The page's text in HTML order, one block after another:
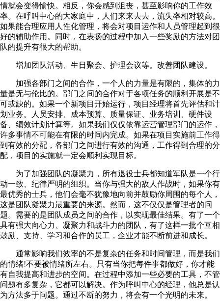
情就会变得愉快。相反，你会感到沮丧，甚至影响你的工作效
率。在呼叫中心的大家庭中，人们来来去去，流失率相对较高。
如果能合理应用人性化管理，将会对项目运作和人员管理起到很
好的辅助作用。同时，在表扬的过程中加入一些奖励的方法对团
队的提升有很大的帮助。
增加团队活动、生日聚会、护理会议等。改善团队建设。
加强各部门之间的合作，一个人的力量是有限的，集体的力
量是无与伦比的。部门之间的合作对于各项任务的顺利开展是不
可或缺的。如果一个新项目开始运行，项目经理将首先评估和计
划业务。人员安排、成本预算、质量保证、业务培训、硬件设
备、绩效计划计算等。如果我们仅仅依靠运营管理部门的运作，
许多事情不可能在有限的时间内完成。如果在项目实施前工作得
到有效的分配，各部门之间进行有效的沟通，工作得到合理的分
配，项目的实施就一定会顺利实现目标。
为了加强团队的凝聚力，所有退役士兵都知道军队是一个行
动一致、纪律严明的组织。当你与强大的敌人作战时，如果你有
最优秀的士兵，他们会毫不犹豫地向前并鼓励你周围的每个人，
这是团队凝聚力最重要的来源。然而，这不仅仅是管理者的问
题。需要的是团队成员之间的合作，以实现最佳结果。有了一个
具有强大向心力、凝聚力和战斗力的团队，有了这样一批个互相
鼓励、支持、学习和合作的员工，企业才能不断前进和成长。
通常影响我们效率的不是复杂的任务和时间管理，而是我们
的情绪!不要被情绪所左右。只有当你把每件事都做好，你才能
有自我提高和进步的空间。在过程中添加一些必要的工具，不管
问题有多复杂，它都可以解决。作为呼叫中心的经理，他总是认
为方法多于问题。通过不断的努力，将会有一个光明的未来。